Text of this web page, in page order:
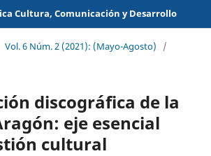
Cultura, Comunicación y Desarrollo
Vol. 6 Núm. 2 (2021): (Mayo-Agosto)
/
discográfica de la
eje esencial
cultural